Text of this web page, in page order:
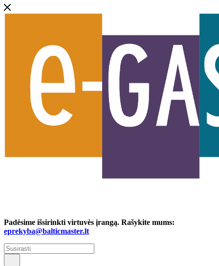
Padėsime išsirinkti virtuvės įrangą. Rašykite mums:
eprekyba@balticmaster.lt